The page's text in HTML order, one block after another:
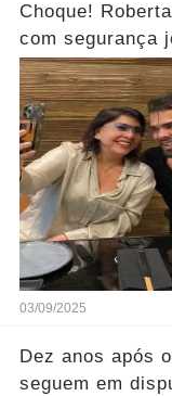
Choque!
com segurança
no palco...” Ver
03/09/2025
Dez anos após
seguem em